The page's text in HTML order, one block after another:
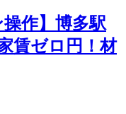
操作】博多駅
賃ゼロ円！材